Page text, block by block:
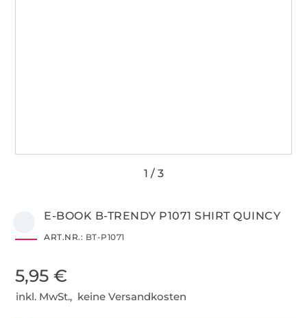
E-BOOK B-TRENDY P1071 SHIRT QUINCY
ART.NR.: BT-P1071
5,95 €
inkl. MwSt., keine Versandkosten